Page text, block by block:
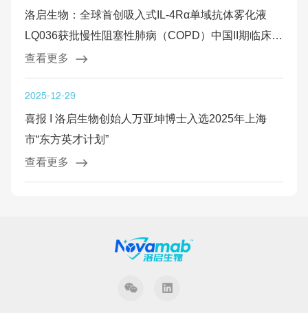
洛启生物：全球首创吸入式IL-4Rα单域抗体雾化液
LQ036获批慢性阻塞性肺病（COPD）中国II期临床试
验
查看更多
2025-12-29
喜报 I 洛启生物创始人万亚坤博士入选2025年上海
市“东方英才计划”
查看更多